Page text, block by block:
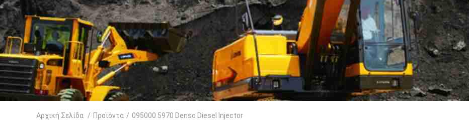
Αρχική Σελίδα / Προϊόντα / 095000 5970 Denso Diesel Injector